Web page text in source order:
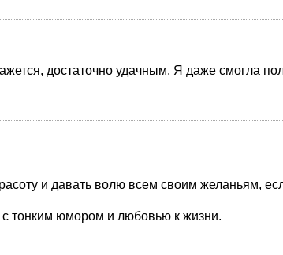
достаточно удачным. Я даже смогла
и давать волю всем своим желаньям,
тонким юмором и любовью к жизни.